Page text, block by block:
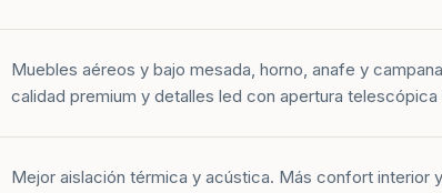
Muebles aéreos y bajo mesada, horno, anafe y
calidad premium y detalles led con apertura telescópica
Mejor aislación térmica y acústica. Más confort interior